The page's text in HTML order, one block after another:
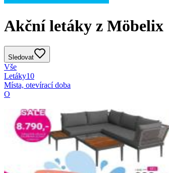
Akční letáky z Möbelix
Sledovat
Vše
Letáky10
Místa, otevírací doba
O